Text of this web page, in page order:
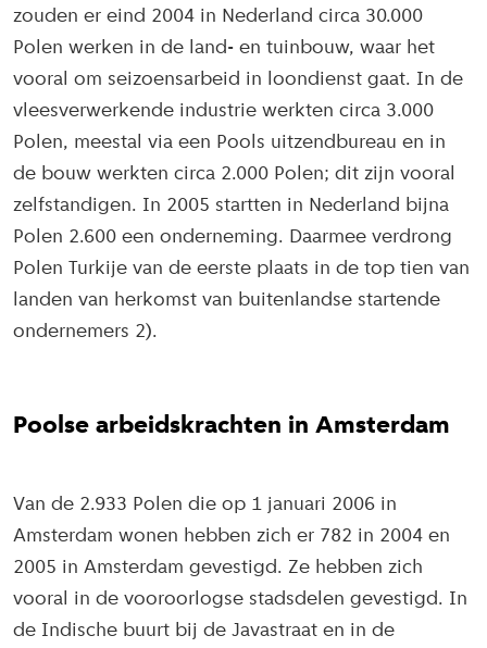
zouden er eind 2004 in Nederland circa 30.000
Polen werken in de land- en tuinbouw, waar het
vooral om seizoensarbeid in loondienst gaat. In de
vleesverwerkende industrie werkten circa 3.000
Polen, meestal via een Pools uitzendbureau en in
de bouw werkten circa 2.000 Polen; dit zijn vooral
zelfstandigen. In 2005 startten in Nederland bijna
Polen 2.600 een onderneming. Daarmee verdrong
Polen Turkije van de eerste plaats in de top tien van
landen van herkomst van buitenlandse startende
ondernemers 2).
Poolse arbeidskrachten in Amsterdam
Van de 2.933 Polen die op 1 januari 2006 in
Amsterdam wonen hebben zich er 782 in 2004 en
2005 in Amsterdam gevestigd. Ze hebben zich
vooral in de vooroorlogse stadsdelen gevestigd. In
de Indische buurt bij de Javastraat en in de